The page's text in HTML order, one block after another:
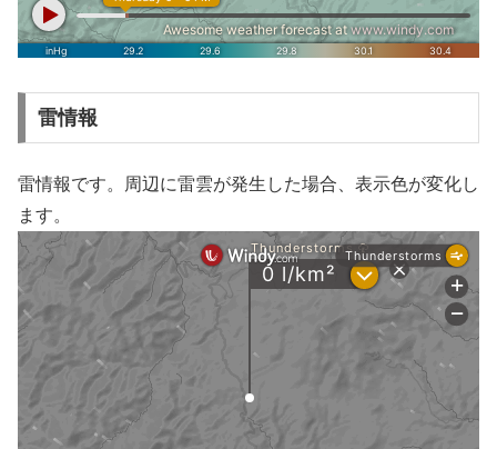
雷情報
雷情報です。周辺に雷雲が発生した場合、表示色が変化し
ます。